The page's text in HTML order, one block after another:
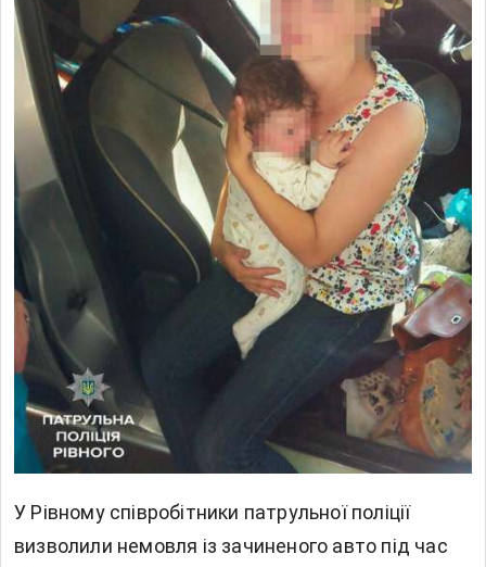
У Рівному співробітники патрульної поліції
визволили немовля із зачиненого авто під час